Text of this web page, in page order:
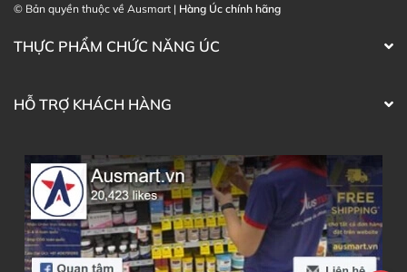
Hướng dẫn sử dụng viên sủi giải phóng năng lượng
Berocca
Lưu ý:
Sản phẩm chứa phenylalanine và sulfites.
Không sử dụng quá 1 viên mỗi ngày.
mang thai hoặc cho con bú nếu lượng caffeine
hàng ngày vượt quá 200 mg.
Đọc kỹ hướng dẫn trước khi sử dụng và tuân thủ
theo chỉ dẫn.
Bảo quản:
© Bản quyền thuộc về Ausmart | Hàng Úc chính hãng
THỰC PHẨM CHỨC NĂNG ÚC
HỖ TRỢ KHÁCH HÀNG